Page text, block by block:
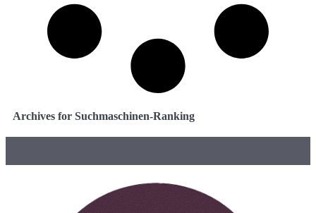
Archives for Suchmaschinen-Ranking